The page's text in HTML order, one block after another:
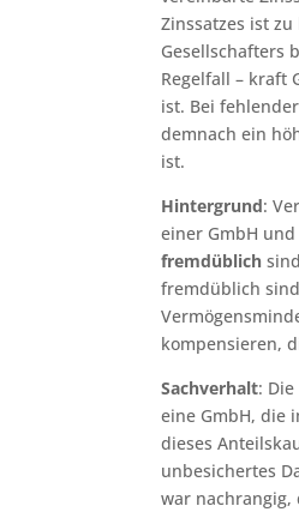
Zinssatzes ist
Gesellschafters
Regelfall – kraft
ist. Bei
demnach ein
ist.
Hintergrund:
einer GmbH
fremdüblich
fremdüblich
kompensieren,
Sachverhalt:
eine GmbH, die
dieses
unbesichertes
war nachrangig,